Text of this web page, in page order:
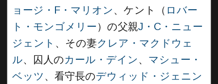
ョージ・F・マリオン 、ケント（ ロバー
ト・モンゴメリー）の父親J・C・ニュー
ジェント 、その妻クレア・マクドウェ
ル、囚人のカール・デイン 、 マシュー・
ベッツ 、看守長のデウィッド・ジェニン